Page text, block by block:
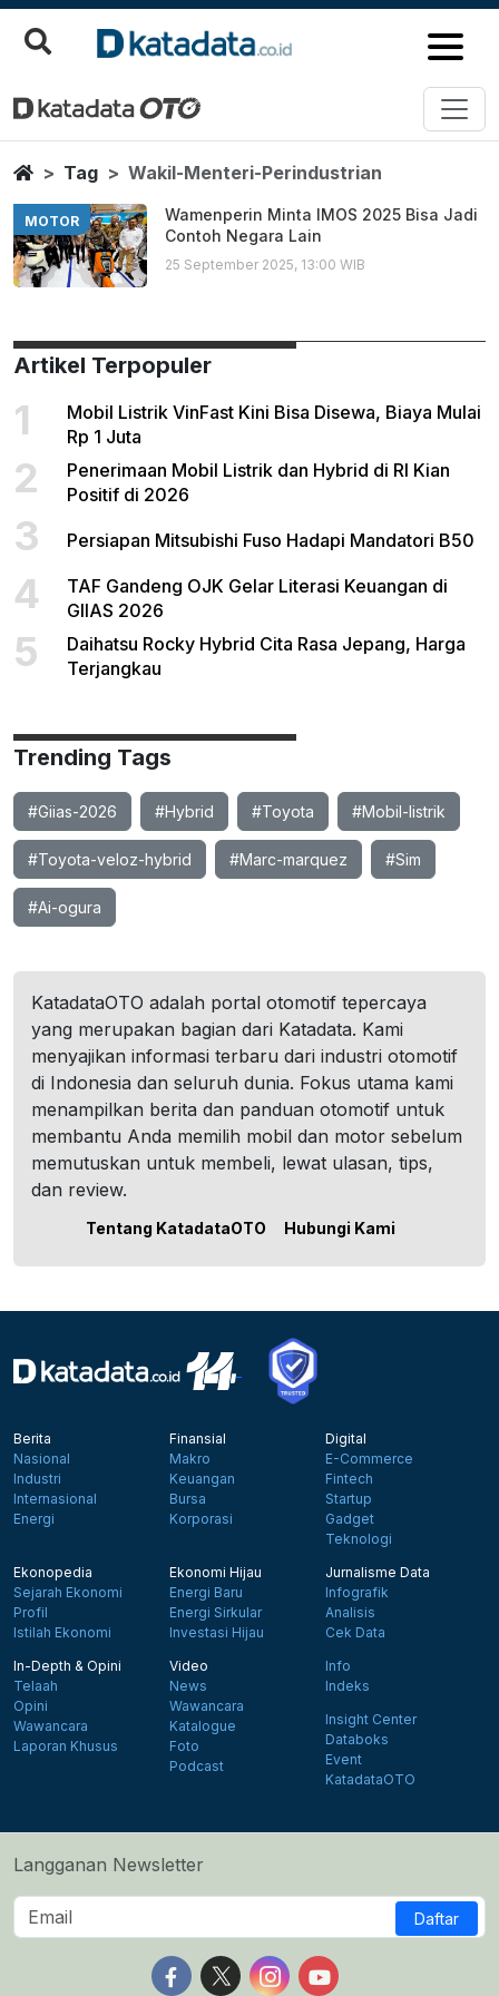
Wakil Menteri Perindustrian
Berita Terbaru
HomeTag Wakil-Menteri-Perindustrian
MOTOR
Wamenperin Minta IMOS 2025 Bisa Jadi
Contoh Negara Lain
25 September 2025, 13:00 WIB
Artikel Terpopuler
1
Mobil Listrik VinFast Kini Bisa Disewa, Biaya Mulai
Rp 1 Juta
2
Penerimaan Mobil Listrik dan Hybrid di RI Kian
Positif di 2026
3 Persiapan Mitsubishi Fuso Hadapi Mandatori B50
4
TAF Gandeng OJK Gelar Literasi Keuangan di
GIIAS 2026
5
Daihatsu Rocky Hybrid Cita Rasa Jepang, Harga
Terjangkau
Trending Tags
#Giias-2026 #Hybrid #Toyota #Mobil-listrik
#Toyota-veloz-hybrid #Marc-marquez #Sim
#Ai-ogura
KatadataOTO adalah portal otomotif tepercaya
yang merupakan bagian dari Katadata. Kami
menyajikan informasi terbaru dari industri otomotif
di Indonesia dan seluruh dunia. Fokus utama kami
menampilkan berita dan panduan otomotif untuk
membantu Anda memilih mobil dan motor sebelum
memutuskan untuk membeli, lewat ulasan, tips,
dan review.
Tentang KatadataOTO Hubungi Kami
Berita
Nasional
Industri
Internasional
Energi
Finansial
Makro
Keuangan
Bursa
Korporasi
Digital
E-Commerce
Fintech
Startup
Gadget
Teknologi
Ekonopedia
Sejarah Ekonomi
Profil
Istilah Ekonomi
Ekonomi Hijau
Energi Baru
Energi Sirkular
Investasi Hijau
Jurnalisme Data
Infografik
Analisis
Cek Data
In-Depth & Opini
Telaah
Opini
Wawancara
Laporan Khusus
Video
News
Wawancara
Katalogue
Foto
Podcast
Info
Indeks
Insight Center
Databoks
Event
KatadataOTO
Langganan Newsletter
Daftar
Follow us on Facebook
Follow us on X
Follow us on Instagram
Follow us on